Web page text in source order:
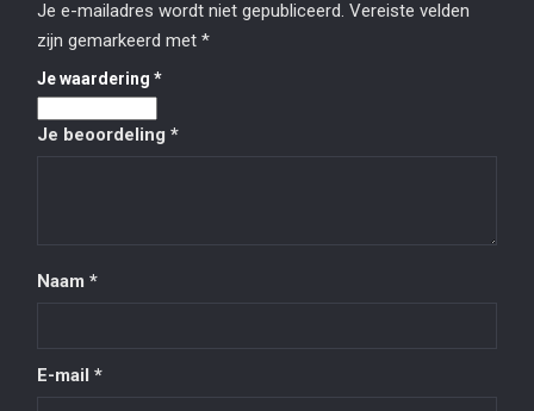
Je e-mailadres wordt niet gepubliceerd. Vereiste velden
zijn gemarkeerd met *
Je waardering *
Je beoordeling *
Naam *
E-mail *